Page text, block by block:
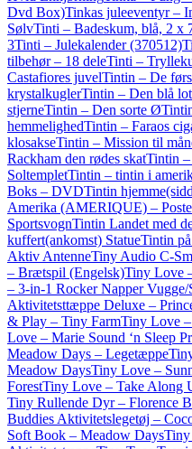
Dvd Box)Tinkas juleeventyr –
SølvTinti – Badeskum, blå, 2 x
3Tinti – Julekalender (370512)
tilbehør – 18 deleTinti –
Castafiores juvelTintin – De
krystalkuglerTintin – Den blå
stjerneTintin – Den sorte Ø
hemmelighedTintin – Faraos
klosakseTintin – Mission til
Rackham den rødes skatTintin
SoltempletTintin – tintin i
Boks – DVDTintin
Amerika (AMERIQUE) –
SportsvognTintin Landet med
kuffert(ankomst) StatueTintin
Aktiv AntenneTiny Audio C-
– Brætspil (Engelsk)Tiny Love
– 3-in-1 Rocker Napper Vugge/
Aktivitetsttæppe Deluxe –
& Play – Tiny FarmTiny Love
Love – Marie Sound ‘n Sleep
Meadow Days – Legetæppe
Meadow DaysTiny Love –
ForestTiny Love – Take Along
Tiny Rullende Dyr – Florence
Buddies Aktivitetslegetøj –
Soft Book – Meadow DaysTiny